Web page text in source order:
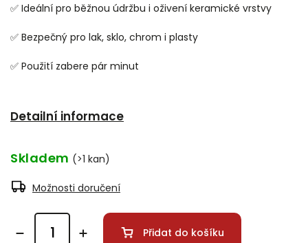
✅ Ideální pro běžnou údržbu i oživení keramické vrstvy
✅ Bezpečný pro lak, sklo, chrom i plasty
✅ Použití zabere pár minut
Detailní informace
Skladem (>1 kan)
Možnosti doručení
Přidat do košíku